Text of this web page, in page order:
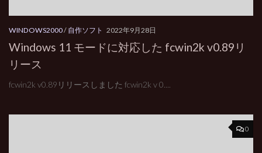
WINDOWS2000/ 自作ソフト 2022年9月28日
Windows 11 モードに対応した fcwin2k v0.89リ
リース
fcwin2k v0.89リリースしました fcwin2k v 0....
0